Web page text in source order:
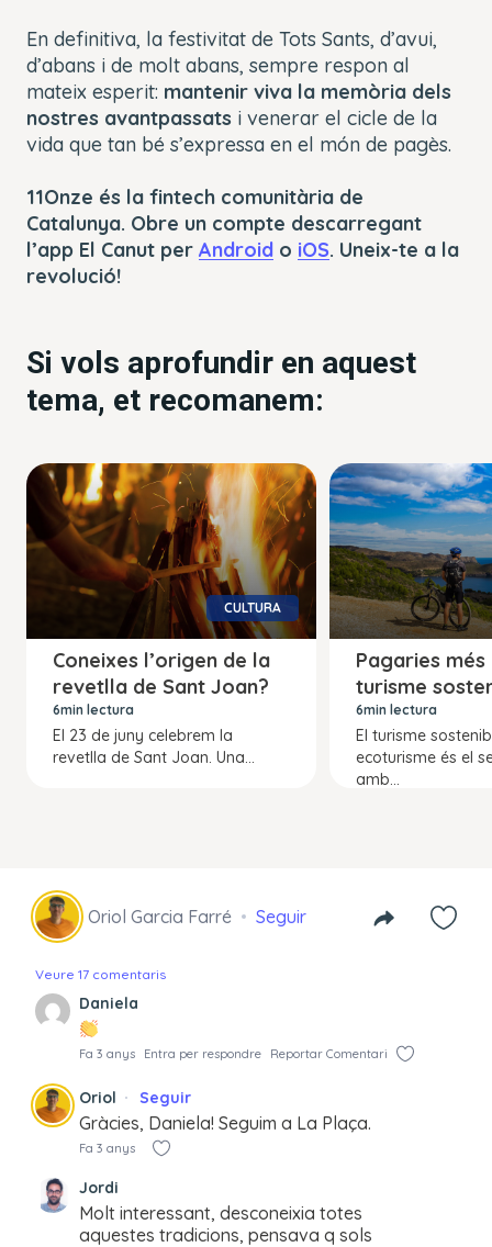
En definitiva, la festivitat de Tots Sants, d’avui,
d’abans i de molt abans, sempre respon al
mateix esperit: mantenir viva la memòria dels
nostres avantpassats i venerar el cicle de la
vida que tan bé s’expressa en el món de pagès.
11Onze és la fintech comunitària de
Catalunya. Obre un compte descarregant
l’app El Canut per Android o iOS. Uneix-te a la
revolució!
Si vols aprofundir en aquest
tema, et recomanem:
CULTURA
Coneixes l’origen de la
revetlla de Sant Joan?
6min lectura
El 23 de juny celebrem la
revetlla de Sant Joan. Una...
Pagaries més
turisme
6min lectura
El turisme
ecoturisme és el
amb...
Oriol Garcia Farré Seguir
Veure 17 comentaris
Daniela
Fa 3 anys Entra per respondre Reportar Comentari
Oriol Seguir
Gràcies, Daniela! Seguim a La Plaça.
Fa 3 anys
Jordi
Molt interessant, desconeixia totes
aquestes tradicions, pensava q sols